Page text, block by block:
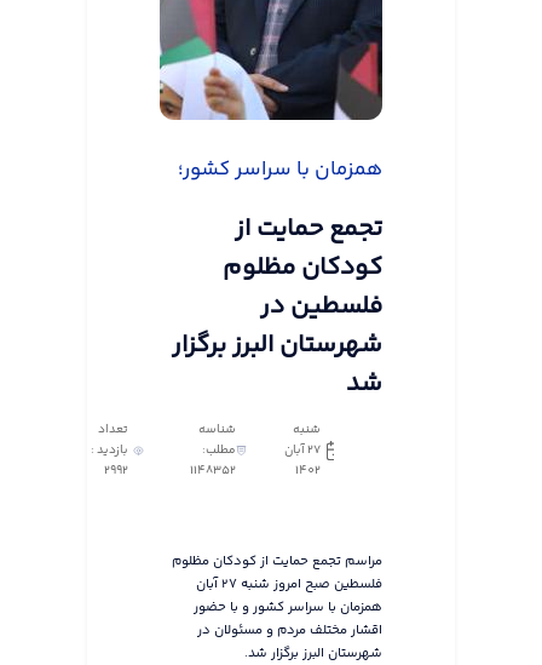
همزمان با سراسر کشور؛
تجمع حمایت از
کودکان مظلوم
فلسطین در
شهرستان البرز برگزار
شد
شنبه
27 آبان
1402
شناسه
مطلب:
1148352
تعداد
بازدید :
2992
مراسم تجمع حمایت از کودکان مظلوم
فلسطین صبح امروز شنبه ۲۷ آبان
همزمان با سراسر کشور و با حضور
اقشار مختلف مردم و مسئولان در
شهرستان البرز برگزار شد.